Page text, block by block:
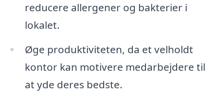
reducere allergener og bakterier i
lokalet.
Øge produktiviteten, da et velholdt
kontor kan motivere medarbejdere til
at yde deres bedste.